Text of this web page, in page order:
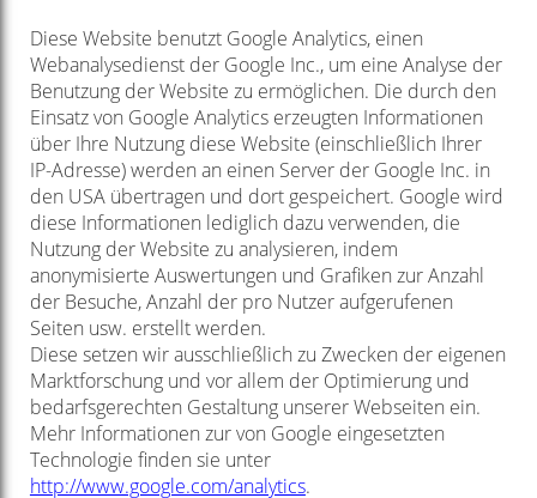
Diese Website benutzt Google Analytics, einen
Webanalysedienst der Google Inc., um eine Analyse der
Benutzung der Website zu ermöglichen. Die durch den
Einsatz von Google Analytics erzeugten Informationen
über Ihre Nutzung diese Website (einschließlich Ihrer
IP-Adresse) werden an einen Server der Google Inc. in
den USA übertragen und dort gespeichert. Google wird
diese Informationen lediglich dazu verwenden, die
Nutzung der Website zu analysieren, indem
anonymisierte Auswertungen und Grafiken zur Anzahl
der Besuche, Anzahl der pro Nutzer aufgerufenen
Seiten usw. erstellt werden.
Diese setzen wir ausschließlich zu Zwecken der eigenen
Marktforschung und vor allem der Optimierung und
bedarfsgerechten Gestaltung unserer Webseiten ein.
Mehr Informationen zur von Google eingesetzten
Technologie finden sie unter
http://www.google.com/analytics.